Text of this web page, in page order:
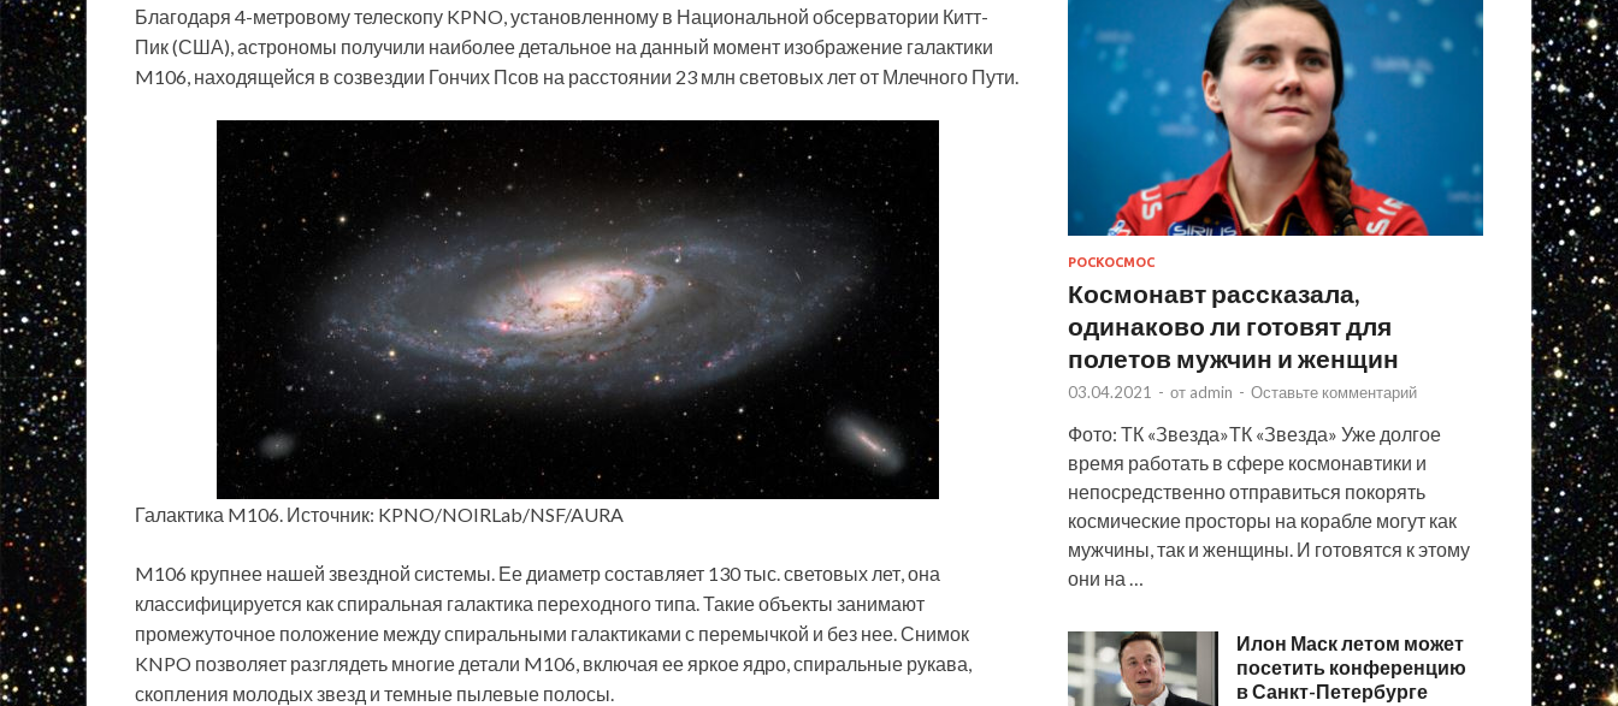
Благодаря 4-метровому телескопу KPNO, установленному в Национальной обсерватории Китт-
Пик (США), астрономы получили наиболее детальное на данный момент изображение галактики
M106, находящейся в созвездии Гончих Псов на расстоянии 23 млн световых лет от Млечного Пути.
Галактика M106. Источник: KPNO/NOIRLab/NSF/AURA
M106 крупнее нашей звездной системы. Ее диаметр составляет 130 тыс. световых лет, она
классифицируется как спиральная галактика переходного типа. Такие объекты занимают
промежуточное положение между спиральными галактиками с перемычкой и без нее. Снимок
KNPO позволяет разглядеть многие детали M106, включая ее яркое ядро, спиральные рукава,
скопления молодых звезд и темные пылевые полосы.
РОСКОСМОС
Космонавт рассказала,
одинаково ли готовят для
полетов мужчин и женщин
03.04.2021 - от admin - Оставьте комментарий
Фото: ТК «Звезда»ТК «Звезда» Уже долгое
время работать в сфере космонавтики и
непосредственно отправиться покорять
космические просторы на корабле могут как
мужчины, так и женщины. И готовятся к этому
они на …
Илон Маск летом может
посетить конференцию
в Санкт-Петербурге